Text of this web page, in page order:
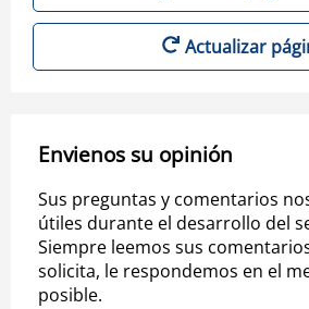
Actualizar
Envienos su opinión
Sus preguntas y comentarios
útiles durante el desarrollo del
Siempre leemos sus
solicita, le respondemos en el
posible.